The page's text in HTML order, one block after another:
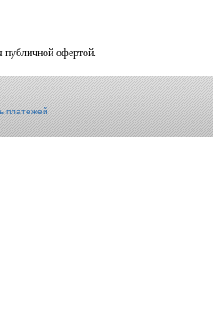
публичной офертой.
платежей